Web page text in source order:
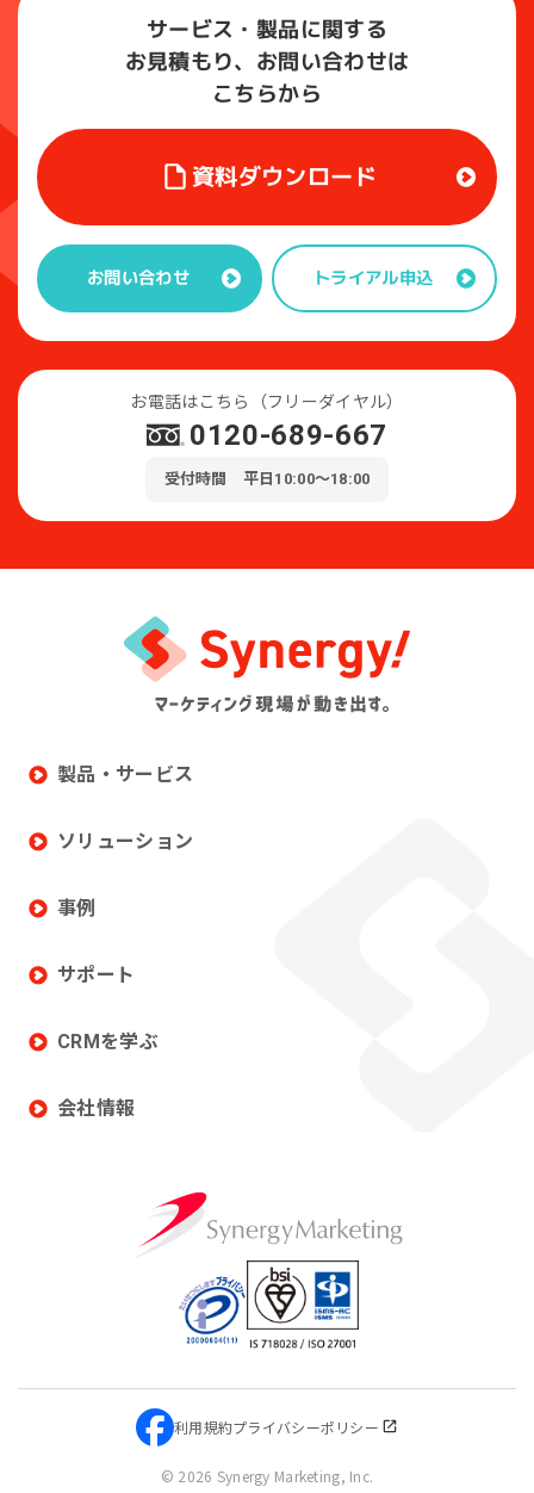
サービス・製品に関する
お見積もり、お問い合わせは
こちらから
資料ダウンロード
お問い合わせ トライアル申込
お電話はこちら（フリーダイヤル）
0120-689-667
受付時間 平日10:00～18:00
製品・サービス
ソリューション
事例
サポート
CRMを学ぶ
会社情報
利用規約プライバシーポリシー
© 2026 Synergy Marketing, Inc.